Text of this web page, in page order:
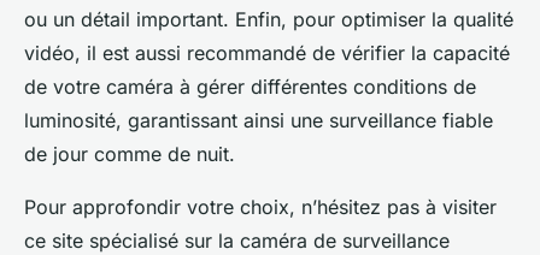
ou un détail important. Enfin, pour optimiser la qualité
vidéo, il est aussi recommandé de vérifier la capacité
de votre caméra à gérer différentes conditions de
luminosité, garantissant ainsi une surveillance fiable
de jour comme de nuit.
Pour approfondir votre choix, n’hésitez pas à visiter
ce site spécialisé sur la caméra de surveillance